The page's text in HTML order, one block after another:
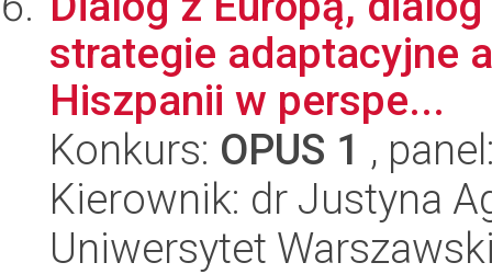
strategie adaptacyjne
Hiszpanii w perspe...
Konkurs: OPUS 1 ,
Kierownik: dr Justyna
Uniwersytet